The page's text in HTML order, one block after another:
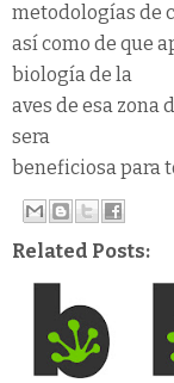
metodologías de
así como de que
biología de la
aves de esa zona
sera
beneficiosa para
Related Posts: